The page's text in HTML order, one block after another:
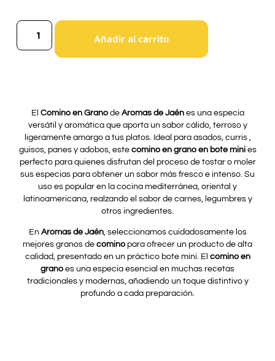
Añadir al carrito
El Comino en Granode Aromas de Jaénes una especia
versátil y aromática que aporta un sabor cálido, terroso y
ligeramente amargo a tus platos. Ideal para asados, curris ,
guisos, panes y adobos, este comino en grano en bote minies
perfecto para quienes disfrutan del proceso de tostar o moler
sus especias para obtener un sabor más fresco e intenso. Su
uso es popular en la cocina mediterránea, oriental y
latinoamericana, realzando el sabor de carnes, legumbres y
otros ingredientes.
En Aromas de Jaén, seleccionamos cuidadosamente los
mejores granos de comino para ofrecer un producto de alta
calidad, presentado en un práctico bote mini. El comino en
grano es una especia esencial en muchas recetas
tradicionales y modernas, añadiendo un toque distintivo y
profundo a cada preparación.